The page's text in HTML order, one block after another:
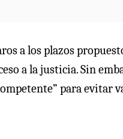
a los plazos
a la justicia. Sin
para